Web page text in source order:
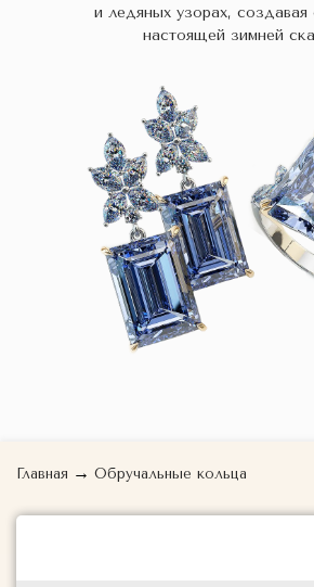
и ледяных узорах,
настоящей зимней
Главная → Обручальные кольца